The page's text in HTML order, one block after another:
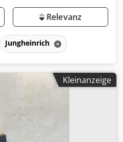
Relevanz
Jungheinrich
Kleinanzeige